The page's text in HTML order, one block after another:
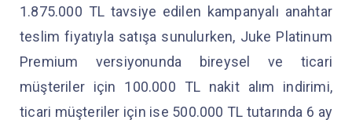
1.875.000 TL tavsiye edilen kampanyalı anahtar
teslim fiyatıyla satışa sunulurken, Juke Platinum
Premium versiyonunda bireysel ve ticari
müşteriler için 100.000 TL nakit alım indirimi,
ticari müşteriler için ise 500.000 TL tutarında 6 ay